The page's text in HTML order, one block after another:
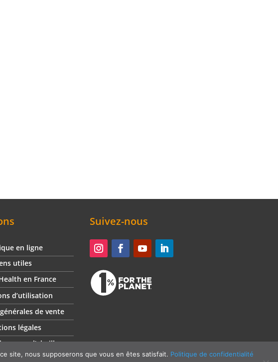
en ligne
utiles
en France
d’utilisation
de vente
légales
par l’abeille
Suivez-nous
site, nous supposerons que vous en êtes satisfait. Politique de confidentialité